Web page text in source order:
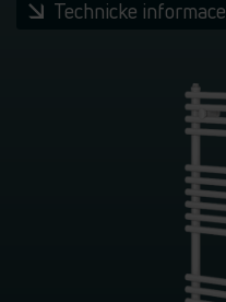
Technicke informace